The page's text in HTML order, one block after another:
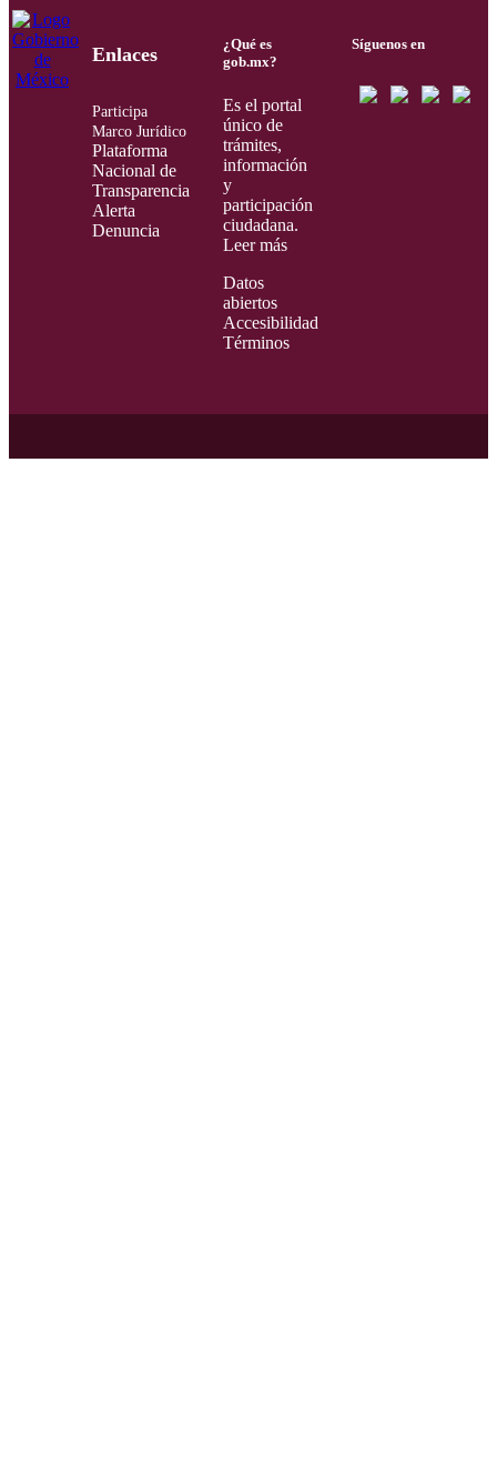
Enlaces
Participa
Marco Jurídico
Plataforma
Nacional de
Transparencia
Alerta
Denuncia
¿Qué es
gob.mx?
Es el portal
único de
trámites,
información
y
participación
ciudadana.
Leer más
Datos
abiertos
Accesibilidad
Términos
Síguenos en